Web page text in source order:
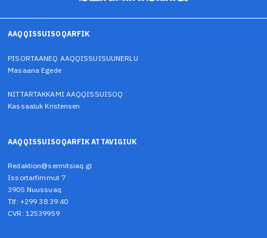
AAQQISSUISOQARFIK
PISORTAANEQ AAQQISSUISUUNERLU
Masaana Egede
NITTARTAKKAMI AAQQISSUISOQ
Kassaaluk Kristensen
AAQQISSUISOQARFIK ATTAVIGIUK
Redaktion@sermitsiaq.gl
Issortarfimmut 7
3905 Nuussuaq
Tlf: +299 38 39 40
CVR: 12539959